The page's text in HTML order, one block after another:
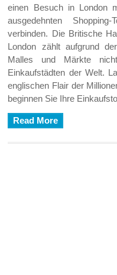
einen Besuch in London
ausgedehnten
verbinden. Die Britische
London zählt aufgrund
Malles und Märkte
Einkaufstädten der Welt.
englischen Flair der
beginnen Sie Ihre
Read More